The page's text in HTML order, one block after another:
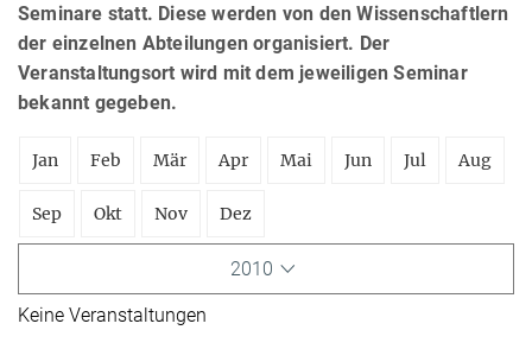
Seminare statt. Diese werden von den Wissenschaftlern
der einzelnen Abteilungen organisiert. Der
Veranstaltungsort wird mit dem jeweiligen Seminar
bekannt gegeben.
Jan Feb Mär Apr Mai Jun Jul Aug
Sep Okt Nov Dez
2010
Keine Veranstaltungen